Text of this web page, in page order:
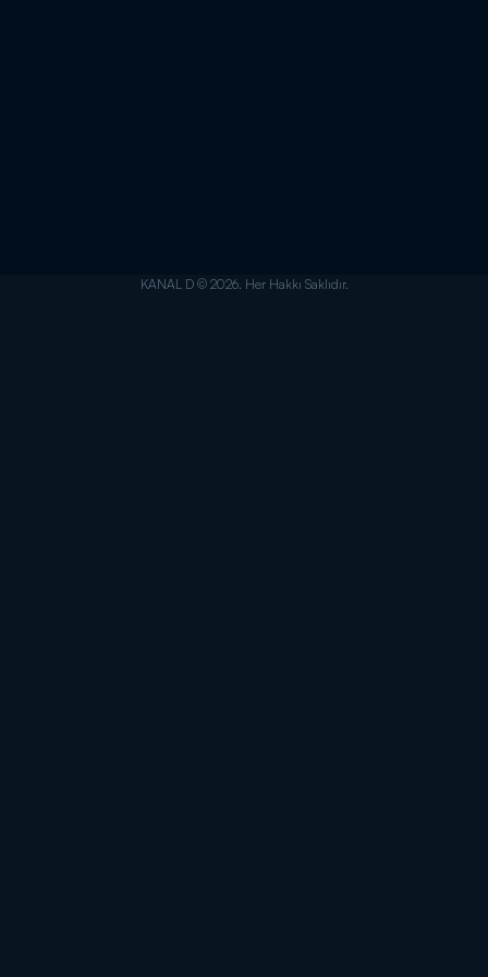
KANAL D © 2026. Her Hakkı Saklıdır.